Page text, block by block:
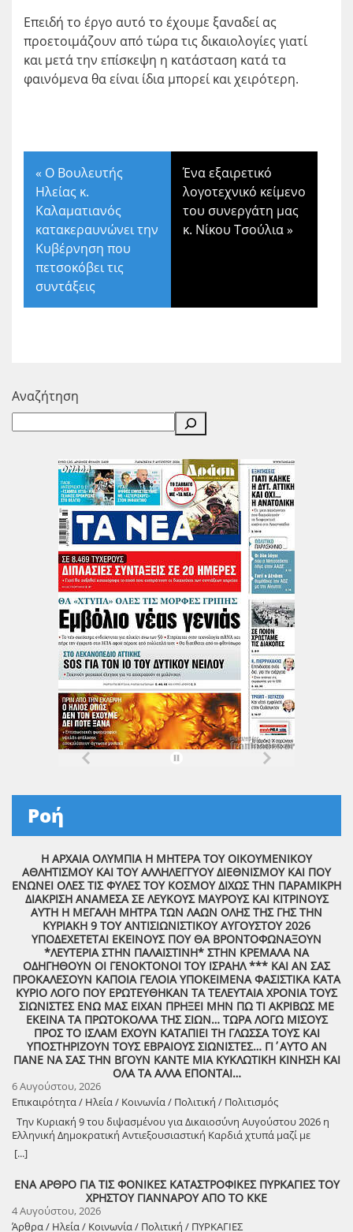
Επειδή το έργο αυτό το έχουμε ξαναδεί ας
προετοιμάζουν από τώρα τις δικαιολογίες γιατί
και μετά την επίσκεψη η κατάσταση κατά τα
φαινόμενα θα είναι ίδια μπορεί και χειρότερη.
« Ο Βουλευτής
Ηλείας κ.
Καλαματιανός
κατακεραυνώνει την
Κυβέρνηση που
πετσοκόβει τις
συντάξεις
Ένα εξαιρετικό
λογοτεχνικό κείμενο
του συνεργάτη μας
κ. Νίκου Τσούλια»
Αναζήτηση
Ροή
Η ΑΡΧΑΙΑ ΟΛΥΜΠΙΑ Η ΜΗΤΕΡΑ ΤΟΥ ΟΙΚΟΥΜΕΝΙΚΟΥ
ΑΘΛΗΤΙΣΜΟΥ ΚΑΙ ΤΟΥ ΑΛΛΗΛΕΓΓΥΟΥ ΔΙΕΘΝΙΣΜΟΥ ΚΑΙ ΠΟΥ
ΕΝΩΝΕΙ ΟΛΕΣ ΤΙΣ ΦΥΛΕΣ ΤΟΥ ΚΟΣΜΟΥ ΔΙΧΩΣ ΤΗΝ ΠΑΡΑΜΙΚΡΗ
ΔΙΑΚΡΙΣΗ ΑΝΑΜΕΣΑ ΣΕ ΛΕΥΚΟΥΣ ΜΑΥΡΟΥΣ ΚΑΙ ΚΙΤΡΙΝΟΥΣ
ΑΥΤΗ Η ΜΕΓΑΛΗ ΜΗΤΡΑ ΤΩΝ ΛΑΩΝ ΟΛΗΣ ΤΗΣ ΓΗΣ ΤΗΝ
ΚΥΡΙΑΚΗ 9 ΤΟΥ ΑΝΤΙΣΙΩΝΙΣΤΙΚΟΥ ΑΥΓΟΥΣΤΟΥ 2026
ΥΠΟΔΕΧΕΤΕΤΑΙ ΕΚΕΙΝΟΥΣ ΠΟΥ ΘΑ ΒΡΟΝΤΟΦΩΝΑΞΟΥΝ
*ΛΕΥΤΕΡΙΑ ΣΤΗΝ ΠΑΛΑΙΣΤΙΝΗ* ΣΤΗΝ ΚΡΕΜΑΛΑ ΝΑ
ΟΔΗΓΗΘΟΥΝ ΟΙ ΓΕΝΟΚΤΟΝΟΙ ΤΟΥ ΙΣΡΑΗΛ *** ΚΑΙ ΑΝ ΣΑΣ
ΠΡΟΚΑΛΕΣΟΥΝ ΚΑΠΟΙΑ ΓΕΛΟΙΑ ΥΠΟΚΕΙΜΕΝΑ ΦΑΣΙΣΤΙΚΑ ΚΑΤΑ
ΚΥΡΙΟ ΛΟΓΟ ΠΟΥ ΕΡΩΤΕΥΘΗΚΑΝ ΤΑ ΤΕΛΕΥΤΑΙΑ ΧΡΟΝΙΑ ΤΟΥΣ
ΣΙΩΝΙΣΤΕΣ ΕΝΩ ΜΑΣ ΕΙΧΑΝ ΠΡΗΞΕΙ ΜΗΝ ΠΩ ΤΙ ΑΚΡΙΒΩΣ ΜΕ
ΕΚΕΙΝΑ ΤΑ ΠΡΩΤΟΚΟΛΛΑ ΤΗΣ ΣΙΩΝ… ΤΩΡΑ ΛΟΓΩ ΜΙΣΟΥΣ
ΠΡΟΣ ΤΟ ΙΣΛΑΜ ΕΧΟΥΝ ΚΑΤΑΠΙΕΙ ΤΗ ΓΛΩΣΣΑ ΤΟΥΣ ΚΑΙ
ΥΠΟΣΤΗΡΙΖΟΥΝ ΤΟΥΣ ΕΒΡΑΙΟΥΣ ΣΙΩΝΙΣΤΕΣ… ΓΙ΄ΑΥΤΟ ΑΝ
ΠΑΝΕ ΝΑ ΣΑΣ ΤΗΝ ΒΓΟΥΝ ΚΑΝΤΕ ΜΙΑ ΚΥΚΛΩΤΙΚΗ ΚΙΝΗΣΗ ΚΑΙ
ΟΛΑ ΤΑ ΑΛΛΑ ΕΠΟΝΤΑΙ…
6 Αυγούστου, 2026
Επικαιρότητα / Ηλεία / Κοινωνία / Πολιτική / Πολιτισμός
Την Κυριακή 9 του διψασμένου για Δικαιοσύνη Αυγούστου 2026 η
Ελληνική Δημοκρατική Αντιεξουσιαστική Καρδιά χτυπά μαζί με
ΟΛΟΥΣ τους Συναγωνιστές για την Παλαιστίνη μέρα Μνήμης και
Αγώνα!
[...]
ΕΝΑ ΑΡΘΡΟ ΓΙΑ ΤΙΣ ΦΟΝΙΚΕΣ ΚΑΤΑΣΤΡΟΦΙΚΕΣ ΠΥΡΚΑΓΙΕΣ ΤΟΥ
ΧΡΗΣΤΟΥ ΓΙΑΝΝΑΡΟΥ ΑΠΟ ΤΟ ΚΚΕ
4 Αυγούστου, 2026
Άρθρα / Ηλεία / Κοινωνία / Πολιτική / ΠΥΡΚΑΓΙΕΣ